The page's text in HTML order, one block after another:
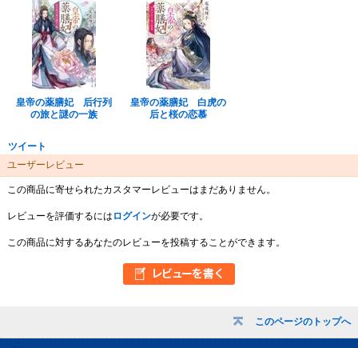
このページのトップへ
皇帝の薬膳妃 后行列
の旅と謎の一族
皇帝の薬膳妃 白虎の
后と桜の恋慕
ツイート
ユーザーレビュー
この商品に寄せられたカスタマーレビューはまだありません。
レビューを評価するには ログインが必要です。
この商品に対するあなたのレビューを投稿することができます。